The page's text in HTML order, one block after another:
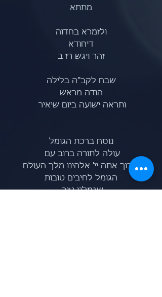
מתתא
ולזמרא בחדוה
דיחודא
זהר ויגש רז ב
שבח לקב"ה בלילה
הודה מראש
ותראה ישועה ביום שיאיר
נוסח ברכת הגומל
עולה לתורה ברוב עם
ברוך אתה יי' אלהינו מלך העולם
הגומל לחיבים טובות
שגמלני טוב